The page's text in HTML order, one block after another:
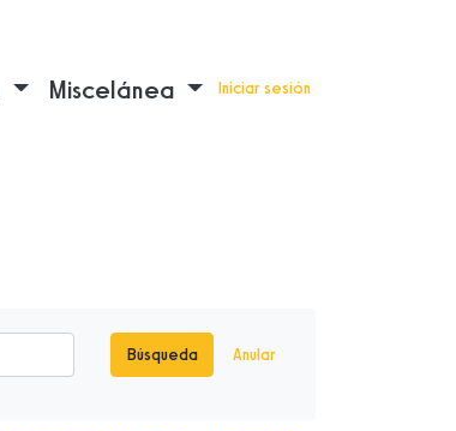
Miscelánea Iniciar sesión
Búsqueda Anular